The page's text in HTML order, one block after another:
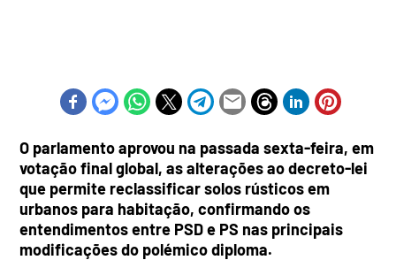
O parlamento aprovou na passada sexta-feira, em
votação final global, as alterações ao decreto-lei
que permite reclassificar solos rústicos em
urbanos para habitação, confirmando os
entendimentos entre PSD e PS nas principais
modificações do polémico diploma.